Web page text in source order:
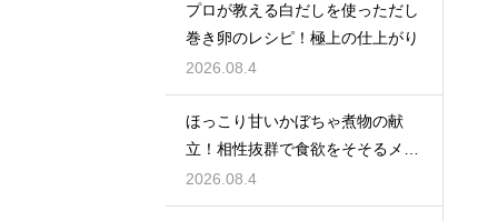
プロが教える白だしを使っただし
巻き卵のレシピ！極上の仕上がり
2026.08.4
ほっこり甘いかぼちゃ煮物の献
立！相性抜群で食欲をそそるメイ
ン料理を紹介
2026.08.4